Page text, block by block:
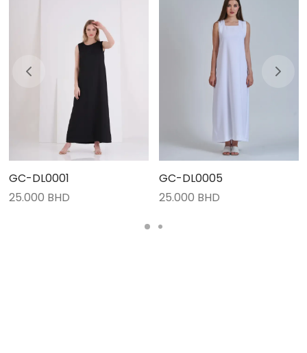
GC-DL0001
25.000 BHD
GC-DL0005
25.000 BHD